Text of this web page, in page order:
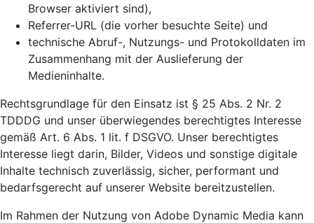
Browser aktiviert sind),
Referrer-URL (die vorher besuchte Seite) und
technische Abruf-, Nutzungs- und Protokolldaten im
Zusammenhang mit der Auslieferung der
Medieninhalte.
Rechtsgrundlage für den Einsatz ist § 25 Abs. 2 Nr. 2
TDDDG und unser überwiegendes berechtigtes Interesse
gemäß Art. 6 Abs. 1 lit. f DSGVO. Unser berechtigtes
Interesse liegt darin, Bilder, Videos und sonstige digitale
Inhalte technisch zuverlässig, sicher, performant und
bedarfsgerecht auf unserer Website bereitzustellen.
Im Rahmen der Nutzung von Adobe Dynamic Media kann